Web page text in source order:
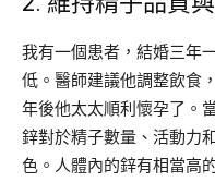
我有一個患者，結婚三年
低。醫師建議他調整飲食
年後他太太順利懷孕了。
鋅對於精子數量、活動力
色。人體內的鋅有相當高